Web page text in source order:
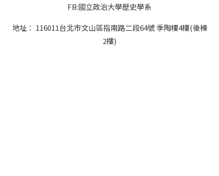
FB:國立政治大學歷史學系
地址： 116011台北市文山區指南路二段64號 季陶樓4樓(後棟
2樓)